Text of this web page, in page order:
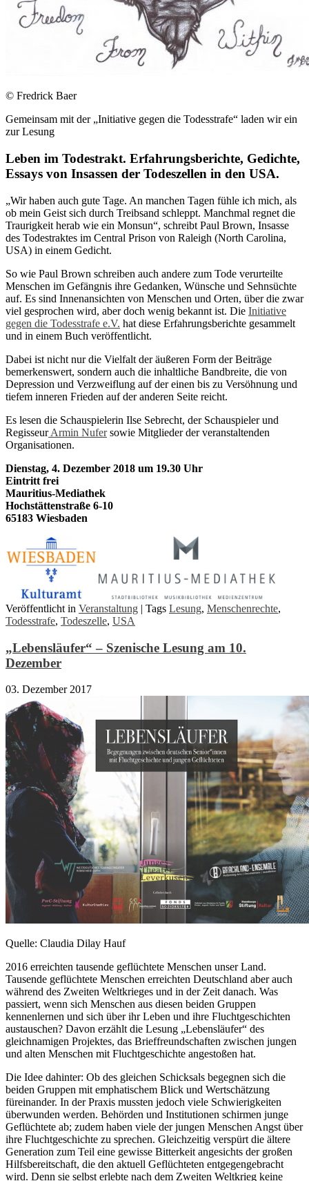
© Fredrick Baer
Gemeinsam mit der „Initiative gegen die Todesstrafe“ laden wir ein
zur Lesung
Leben im Todestrakt. Erfahrungsberichte, Gedichte,
Essays von Insassen der Todeszellen in den USA.
„Wir haben auch gute Tage. An manchen Tagen fühle ich mich, als
ob mein Geist sich durch Treibsand schleppt. Manchmal regnet die
Traurigkeit herab wie ein Monsun“, schreibt Paul Brown, Insasse
des Todestraktes im Central Prison von Raleigh (North Carolina,
USA) in einem Gedicht.
So wie Paul Brown schreiben auch andere zum Tode verurteilte
Menschen im Gefängnis ihre Gedanken, Wünsche und Sehnsüchte
auf. Es sind Innenansichten von Menschen und Orten, über die zwar
viel gesprochen wird, aber doch wenig bekannt ist. Die Initiative
gegen die Todesstrafe e.V. hat diese Erfahrungsberichte gesammelt
und in einem Buch veröffentlicht.
Dabei ist nicht nur die Vielfalt der äußeren Form der Beiträge
bemerkenswert, sondern auch die inhaltliche Bandbreite, die von
Depression und Verzweiflung auf der einen bis zu Versöhnung und
tiefem inneren Frieden auf der anderen Seite reicht.
Es lesen die Schauspielerin Ilse Sebrecht, der Schauspieler und
RegisseurArmin Nufersowie Mitglieder der veranstaltenden
Organisationen.
Dienstag, 4. Dezember 2018 um 19.30 Uhr
Eintritt frei
Mauritius-Mediathek
Hochstättenstraße 6-10
65183 Wiesbaden
Veröffentlicht in Veranstaltung | Tags Lesung, Menschenrechte,
Todesstrafe, Todeszelle, USA
„Lebensläufer“ – Szenische Lesung am 10.
Dezember
03. Dezember 2017
Quelle: Claudia Dilay Hauf
2016 erreichten tausende geflüchtete Menschen unser Land.
Tausende geflüchtete Menschen erreichten Deutschland aber auch
während des Zweiten Weltkrieges und in der Zeit danach. Was
passiert, wenn sich Menschen aus diesen beiden Gruppen
kennenlernen und sich über ihr Leben und ihre Fluchtgeschichten
austauschen? Davon erzählt die Lesung „Lebensläufer“ des
gleichnamigen Projektes, das Brieffreundschaften zwischen jungen
und alten Menschen mit Fluchtgeschichte angestoßen hat.
Die Idee dahinter: Ob des gleichen Schicksals begegnen sich die
beiden Gruppen mit emphatischem Blick und Wertschätzung
füreinander. In der Praxis mussten jedoch viele Schwierigkeiten
überwunden werden. Behörden und Institutionen schirmen junge
Geflüchtete ab; zudem haben viele der jungen Menschen Angst über
ihre Fluchtgeschichte zu sprechen. Gleichzeitig verspürt die ältere
Generation zum Teil eine gewisse Bitterkeit angesichts der großen
Hilfsbereitschaft, die den aktuell Geflüchteten entgegengebracht
wird. Denn sie selbst erlebte nach dem Zweiten Weltkrieg keine